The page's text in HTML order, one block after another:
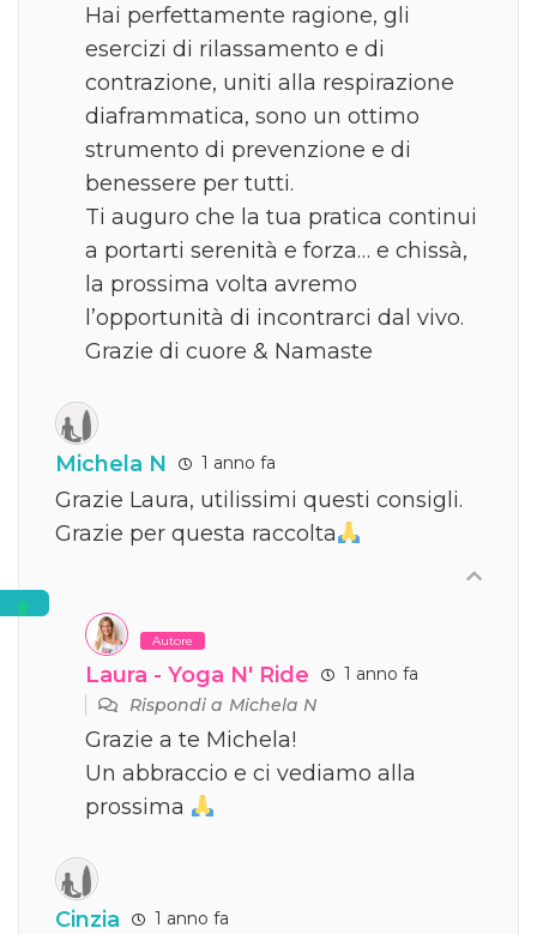
Hai perfettamente ragione, gli
esercizi di rilassamento e di
contrazione, uniti alla respirazione
diaframmatica, sono un ottimo
strumento di prevenzione e di
benessere per tutti.
Ti auguro che la tua pratica continui
a portarti serenità e forza… e chissà,
la prossima volta avremo
l’opportunità di incontrarci dal vivo.
Grazie di cuore & Namaste
Michela N 1 anno fa
Grazie Laura, utilissimi questi consigli.
Grazie per questa raccolta
Autore
Laura - Yoga N' Ride
1 anno fa
Rispondi aMichela N
Grazie a te Michela!
Un abbraccio e ci vediamo alla
prossima
Cinzia 1 anno fa